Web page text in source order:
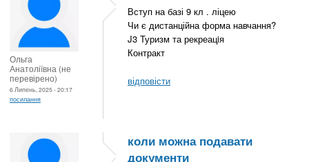
Ольга
Анатоліївна (не
перевірено)
6 Липень, 2025 - 20:17
посилання
Вступ на базі 9 кл . ліцею
Чи є дистанційна форма навчання?
J3 Туризм та рекреацiя
Контракт
відповісти
коли можна подавати
документи